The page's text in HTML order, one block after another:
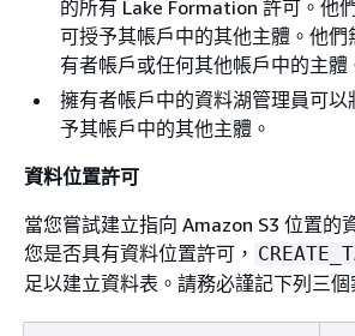
的所有 Lake Formation 許可。他
可授予其帳戶中的其他主體。他
有者帳戶或任何其他帳戶中的主體
擁有者帳戶中的資料湖管理員可
予其帳戶中的其他主體。
資料位置許可
當您嘗試建立指向 Amazon S3 位置的
您是否具有資料位置許可，
足以建立資料表。請務必謹記下列三個